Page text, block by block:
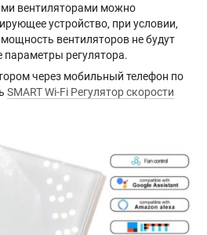
вентиляторами можно
устройство, при условии,
вентиляторов не будут
регулятора.
через мобильный телефон по
SMART Wi-Fi Регулятор скорости